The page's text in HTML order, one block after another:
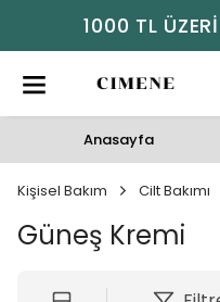
1000 TL
Anasayfa
Kişisel Bakım Cilt Bakımı
Güneş Kremi